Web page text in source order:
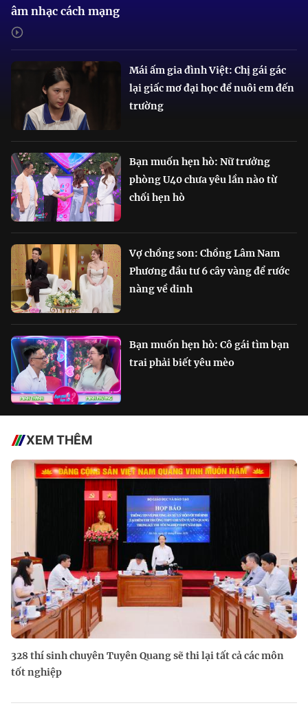
âm nhạc cách mạng
Mái ấm gia đình Việt: Chị gái gác
lại giấc mơ đại học để nuôi em đến
trường
Bạn muốn hẹn hò: Nữ trưởng
phòng U40 chưa yêu lần nào từ
chối hẹn hò
Vợ chồng son: Chồng Lâm Nam
Phương đầu tư 6 cây vàng để rước
nàng về dinh
Bạn muốn hẹn hò: Cô gái tìm bạn
trai phải biết yêu mèo
XEM THÊM
328 thí sinh chuyên Tuyên Quang sẽ thi lại tất cả các môn
tốt nghiệp